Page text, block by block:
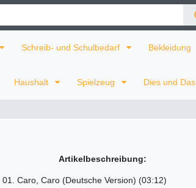
Schreib- und Schulbedarf Bekleidung
Haushalt Spielzeug Dies und Das
Artikelbeschreibung:
01. Caro, Caro (Deutsche Version) (03:12)